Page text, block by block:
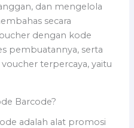
dan mengelola
secara
dengan kode
pembuatannya, serta
terpercaya, yaitu
Barcode?
adalah alat promosi